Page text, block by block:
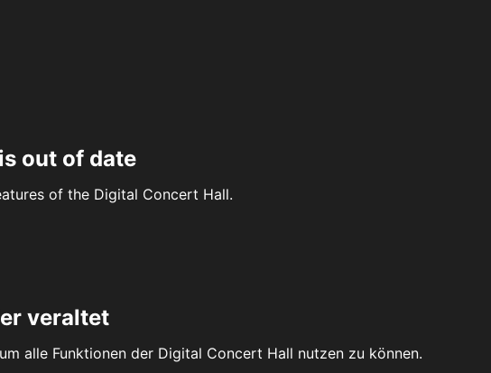
out of date
of the Digital Concert Hall.
veraltet
alle Funktionen der Digital Concert Hall nutzen zu können.